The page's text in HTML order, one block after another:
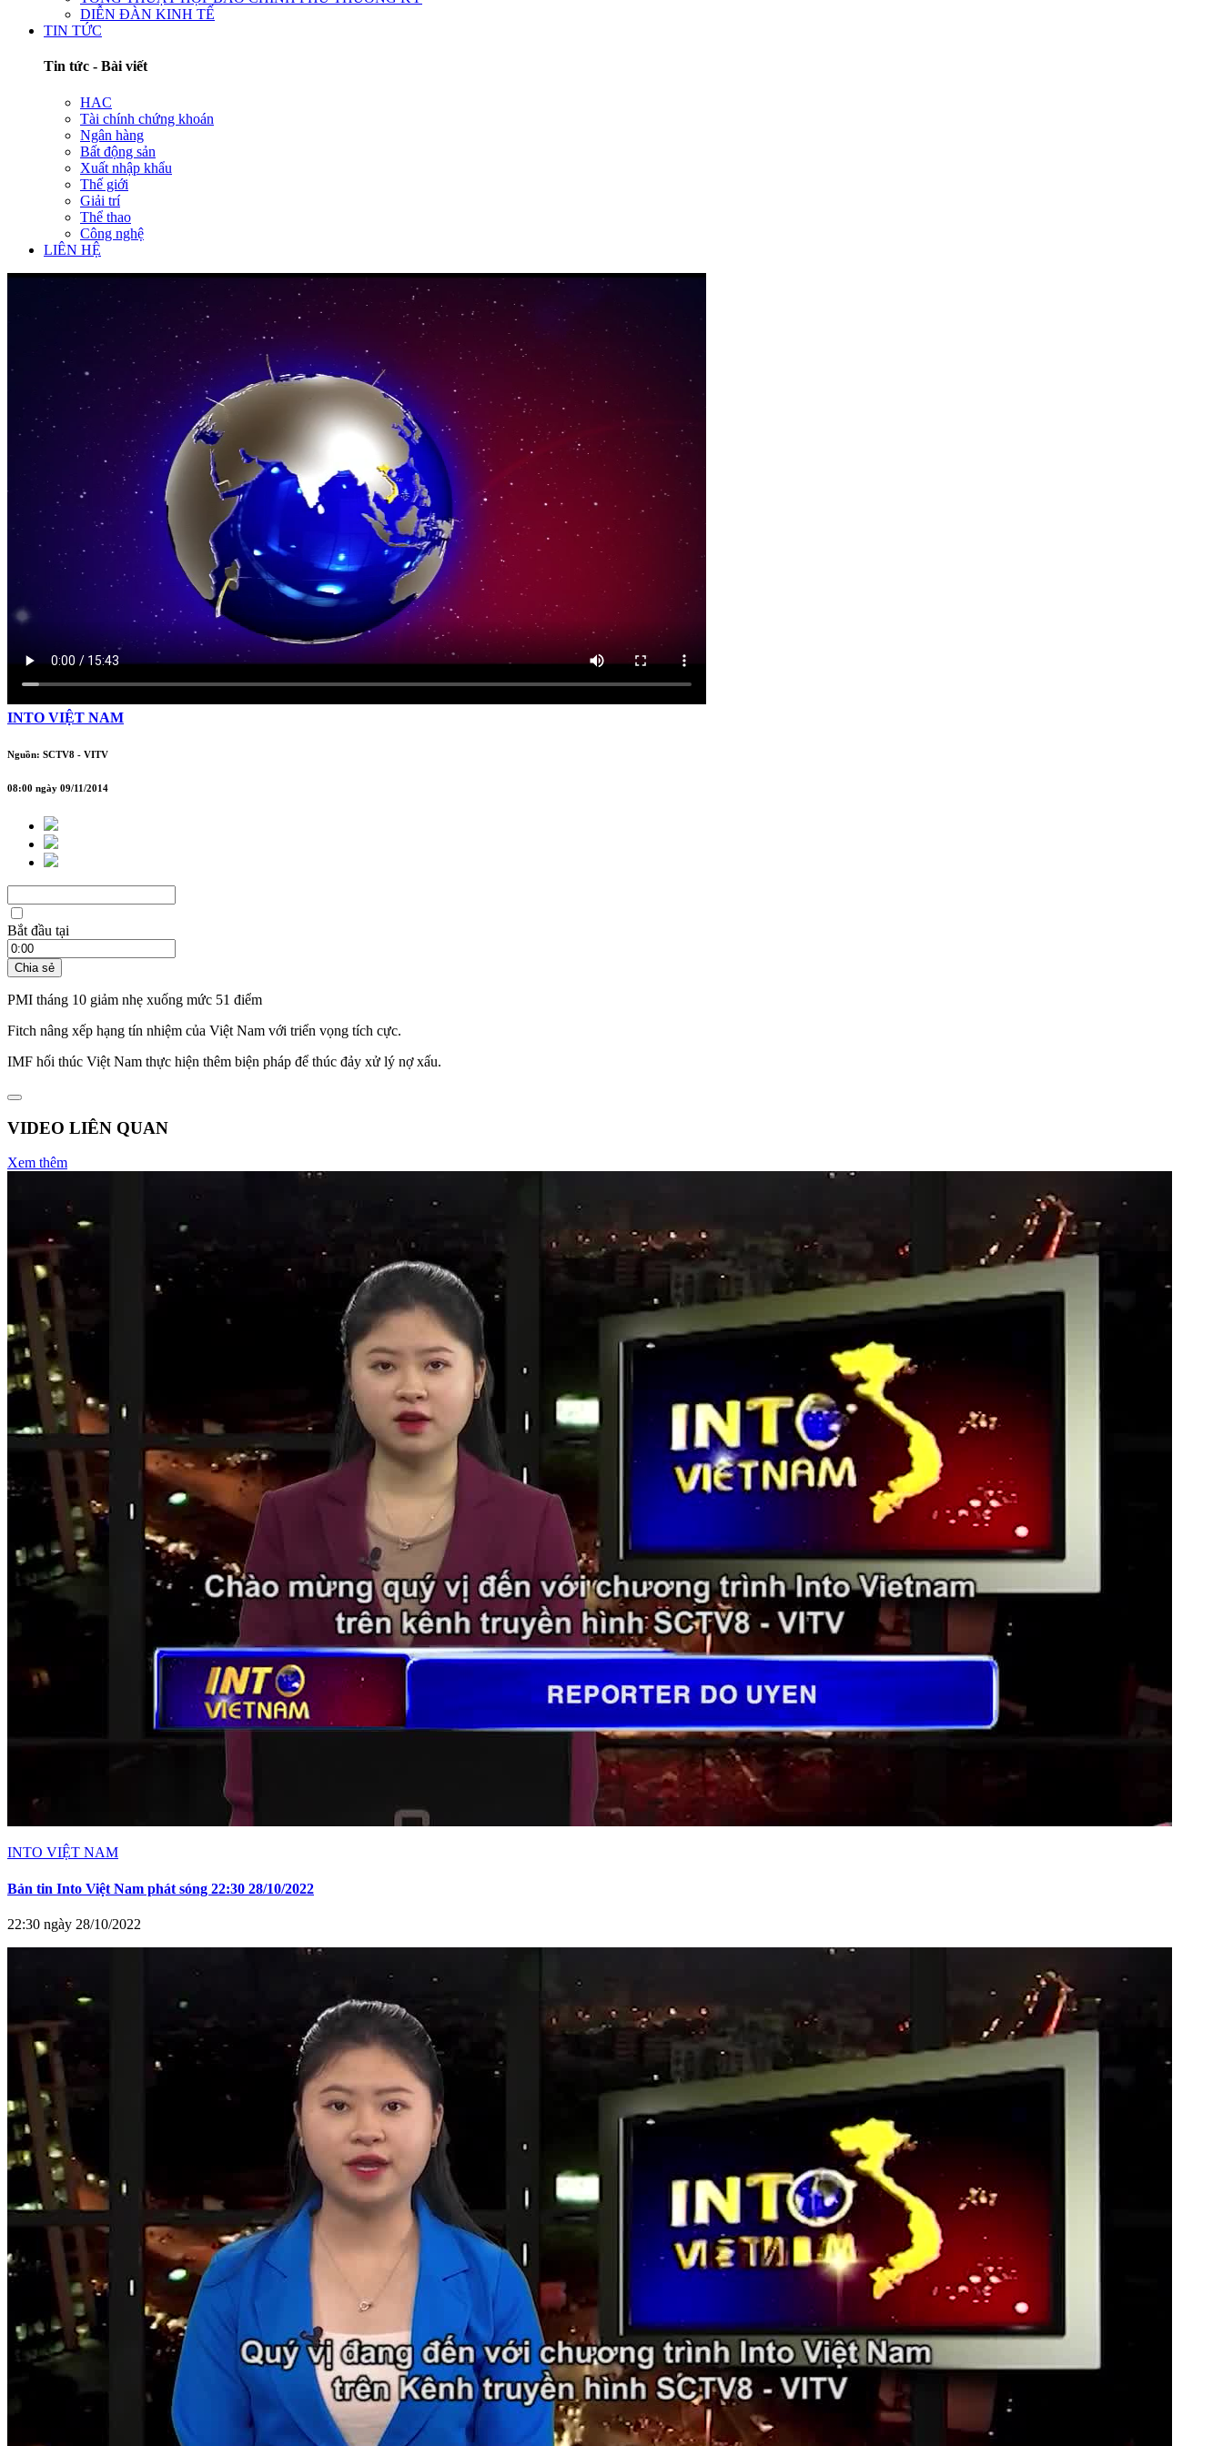
DIỄN ĐÀN KINH TẾ
TIN TỨC
Tin tức - Bài viết
HAC
Tài chính chứng khoán
Ngân hàng
Bất động sản
Xuất nhập khẩu
Thế giới
Giải trí
Thể thao
Công nghệ
LIÊN HỆ
INTO VIỆT NAM
Nguồn: SCTV8 - VITV
08:00 ngày 09/11/2014
Bắt đầu tại
Chia sẻ
PMI tháng 10 giảm nhẹ xuống mức 51 điểm
Fitch nâng xếp hạng tín nhiệm của Việt Nam với triển vọng tích cực.
IMF hối thúc Việt Nam thực hiện thêm biện pháp để thúc đảy xử lý nợ xấu.
VIDEO LIÊN QUAN
Xem thêm
INTO VIỆT NAM
Bản tin Into Việt Nam phát sóng 22:30 28/10/2022
22:30 ngày 28/10/2022